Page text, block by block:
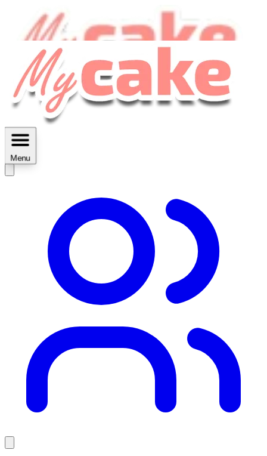
MyCake Academy c'est :
des fiches imprimables ...
Découvrir
Menu